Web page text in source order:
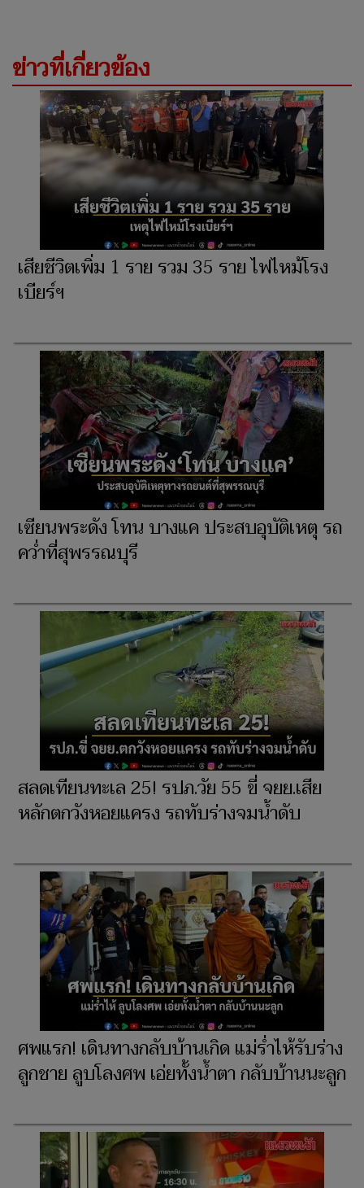
ข่าวที่เกี่ยวข้อง
เสียชีวิตเพิ่ม 1 ราย รวม 35 ราย ไฟไหม้โรง
เบียร์ฯ
เซียนพระดัง โทน บางแค ประสบอุบัติเหตุ รถ
คว่ำที่สุพรรณบุรี
สลดเทียนทะเล 25! รปภ.วัย 55 ขี่ จยย.เสีย
หลักตกวังหอยแครง รถทับร่างจมน้ำดับ
ศพแรก! เดินทางกลับบ้านเกิด แม่ร่ำไห้รับร่าง
ลูกชาย ลูบโลงศพ เอ่ยทั้งน้ำตา กลับบ้านนะลูก